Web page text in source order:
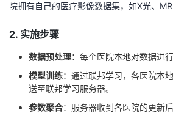
院拥有自己的医疗影像数据集，如X光、MRI
2. 实施步骤
数据预处理：每个医院本地对数据进
模型训练：通过联邦学习，各医院本
送至联邦学习服务器。
参数聚合：服务器收到各医院的更新